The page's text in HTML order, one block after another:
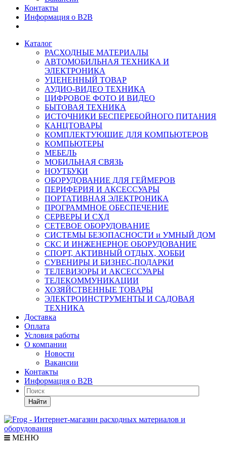
Контакты
Информация о B2B
Каталог
РАСХОДНЫЕ МАТЕРИАЛЫ
АВТОМОБИЛЬНАЯ ТЕХНИКА И
ЭЛЕКТРОНИКА
УЦЕНЕННЫЙ ТОВАР
АУДИО-ВИДЕО ТЕХНИКА
ЦИФРОВОЕ ФОТО И ВИДЕО
БЫТОВАЯ ТЕХНИКА
ИСТОЧНИКИ БЕСПЕРЕБОЙНОГО ПИТАНИЯ
КАНЦТОВАРЫ
КОМПЛЕКТУЮЩИЕ ДЛЯ КОМПЬЮТЕРОВ
КОМПЬЮТЕРЫ
МЕБЕЛЬ
МОБИЛЬНАЯ СВЯЗЬ
НОУТБУКИ
ОБОРУДОВАНИЕ ДЛЯ ГЕЙМЕРОВ
ПЕРИФЕРИЯ И АКСЕССУАРЫ
ПОРТАТИВНАЯ ЭЛЕКТРОНИКА
ПРОГРАММНОЕ ОБЕСПЕЧЕНИЕ
СЕРВЕРЫ И СХД
СЕТЕВОЕ ОБОРУДОВАНИЕ
СИСТЕМЫ БЕЗОПАСНОСТИ и УМНЫЙ ДОМ
СКС И ИНЖЕНЕРНОЕ ОБОРУДОВАНИЕ
СПОРТ, АКТИВНЫЙ ОТДЫХ, ХОББИ
СУВЕНИРЫ И БИЗНЕС-ПОДАРКИ
ТЕЛЕВИЗОРЫ И АКСЕССУАРЫ
ТЕЛЕКОММУНИКАЦИИ
ХОЗЯЙСТВЕННЫЕ ТОВАРЫ
ЭЛЕКТРОИНСТРУМЕНТЫ И САДОВАЯ
ТЕХНИКА
Доставка
Оплата
Условия работы
О компании
Новости
Вакансии
Контакты
Информация о B2B
Найти
МЕНЮ